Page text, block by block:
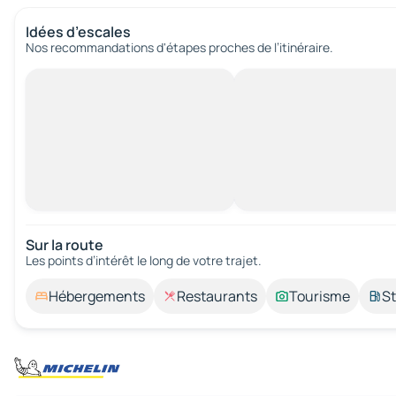
Idées d’escales
Nos recommandations d'étapes proches de l’itinéraire.
Sur la route
Les points d’intérêt le long de votre trajet.
Hébergements Restaurants Tourisme